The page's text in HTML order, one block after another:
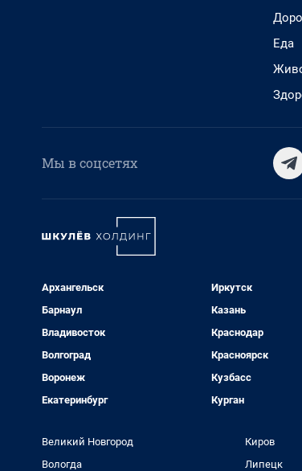
Еда
Мы в соцсетях
Архангельск
Барнаул
Владивосток
Волгоград
Воронеж
Екатеринбург
Иркутск
Казань
Краснодар
Красноярск
Кузбасс
Курган
Великий Новгород
Вологда
Киров
Липецк